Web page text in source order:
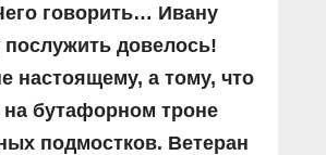
говорить… Ивану
послужить довелось!
настоящему, а тому, что
на бутафорном троне
подмостков. Ветеран